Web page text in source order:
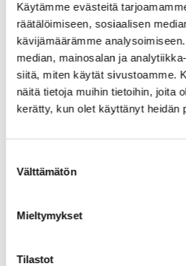
Käytämme evästeitä
räätälöimiseen, sosiaalisen
kävijämäärämme
median, mainosalan ja
siitä, miten käytät sivustoamme.
näitä tietoja muihin tietoihin, joita
kerätty, kun olet käyttänyt heidän
valinta
Välttämätön
Mieltymykset
Tilastot